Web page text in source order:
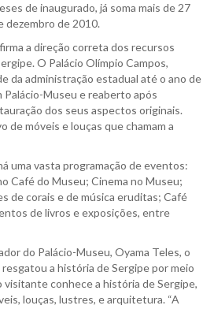
de inaugurado, já soma mais de 27
dezembro de 2010.
a direção correta dos recursos
O Palácio Olímpio Campos,
da administração estadual até o ano de
Museu e reaberto após
dos seus aspectos originais.
de móveis e louças que chamam a
uma vasta programação de eventos:
Café do Museu; Cinema no Museu;
de corais e de música eruditas; Café
de livros e exposições, entre
do Palácio-Museu, Oyama Teles, o
a história de Sergipe por meio
visitante conhece a história de Sergipe,
louças, lustres, e arquitetura. “A